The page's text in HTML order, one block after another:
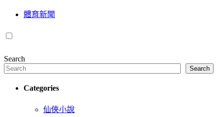
體育新聞
Search
Search
Categories
仙俠小說